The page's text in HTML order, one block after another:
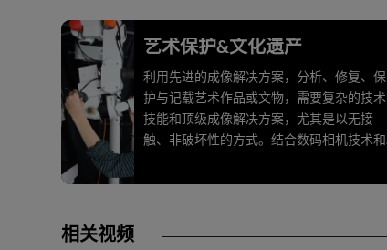
艺术保护&文化遗产
利用先进的成像解决方案，分析、修复、保
护与记载艺术作品或文物，需要复杂的技术
技能和顶级成像解决方案，尤其是以无接
触、非破坏性的方式。结合数码相机技术和
微镜解决方案专为不同领域的修复学家、艺
相关视频